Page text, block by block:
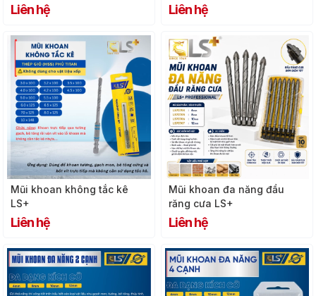
Liên hệ Liên hệ
Mũi khoan không tắc kê
LS+
Liên hệ
Mũi khoan đa năng đầu
răng cưa LS+
Liên hệ